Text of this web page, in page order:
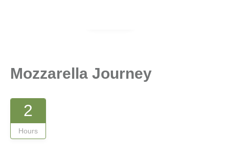
Mozzarella Journey
2
Hours